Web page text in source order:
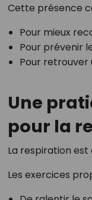
Cette présence
Pour mieux
Pour prévenir
Pour retrouver
Une
pour la
La respiration
Les exercices